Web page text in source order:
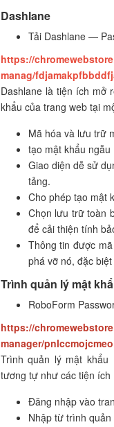
Dashlane
Tải Dashlane —
https://
manag/
Dashlane là tiện ích mở
khẩu của trang web tại
Mã hóa và lưu trữ
tạo mật khẩu ngẫu
Giao diện dễ sử
tảng.
Cho phép tạo mật
Chọn lưu trữ toàn
để cải thiện tính
Thông tin được
phá vỡ nó, đặc
Trình quản lý mật
RoboForm
https://
manager/
Trình quản lý mật
tương tự như các tiện
Đăng nhập vào
Nhập từ trình